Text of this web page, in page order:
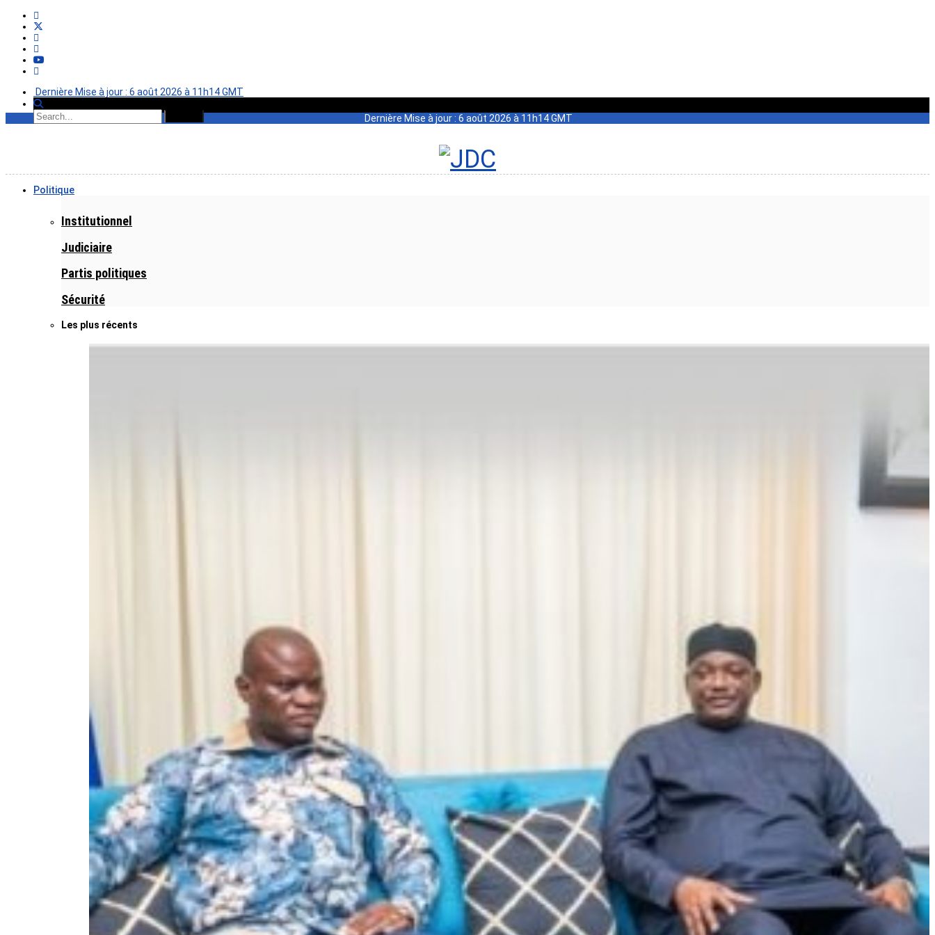
Dernière Mise à jour : 6 août 2026 à 11h14 GMT
Dernière Mise à jour : 6 août 2026 à 11h14 GMT
Politique
Institutionnel
Judiciaire
Partis politiques
Sécurité
Les plus récents